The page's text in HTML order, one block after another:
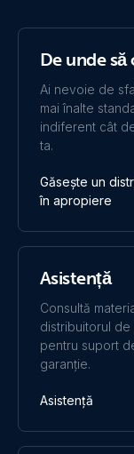
Orion-Tr 12/
(front)
(right)
Orion-Tr 12/
(top)
Orion-Tr 12/
(front)
Orion-Tr
(left)
Declaration of
ISO9001
De unde
Ai nevoie de
mai înalte
indiferent cât
ta.
Găsește un
în apropiere
Asistență
Consultă
distribuitorul
pentru suport
garanție.
Asistență